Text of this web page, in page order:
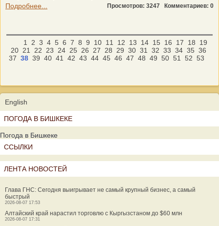
Подробнее...
Просмотров: 3247 Комментариев: 0
1 2 3 4 5 6 7 8 9 10 11 12 13 14 15 16 17 18
19
20 21 22 23 24 25 26 27 28 29 30 31 32 33 34 35 36
37 38 39 40 41 42 43 44 45 46 47 48 49 50 51 52 53
English
ПОГОДА В БИШКЕКЕ
Погода в Бишкеке
ССЫЛКИ
ЛЕНТА НОВОСТЕЙ
Глава ГНС: Сегодня выигрывает не самый крупный бизнес, а самый
быстрый
2026-08-07 17:53
Алтайский край нарастил торговлю с Кыргызстаном до $60 млн
2026-08-07 17:31